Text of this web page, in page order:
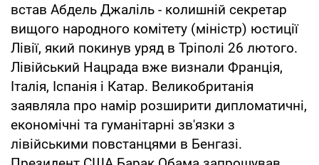
встав Абдель Джаліль - колишній секретар
вищого народного комітету (міністр) юстиції
Лівії, який покинув уряд в Тріполі 26 лютого.
Лівійський Нацрада вже визнали Франція,
Італія, Іспанія і Катар. Великобританія
заявляла про намір розширити дипломатичні,
економічні та гуманітарні зв'язки з
лівійськими повстанцями в Бенгазі.